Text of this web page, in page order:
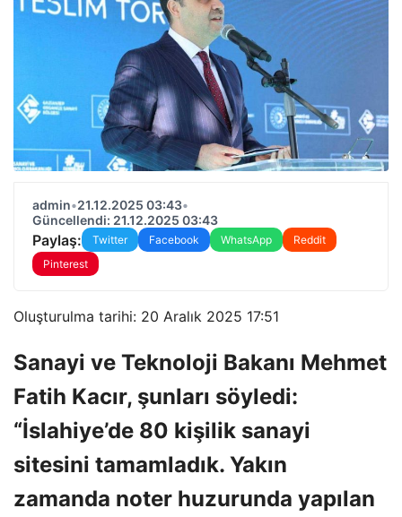
admin•21.12.2025 03:43•
Güncellendi: 21.12.2025 03:43
Paylaş: Twitter Facebook WhatsApp
Reddit
Pinterest
Oluşturulma tarihi: 20 Aralık 2025 17:51
Sanayi ve Teknoloji Bakanı Mehmet
Fatih Kacır, şunları söyledi:
“İslahiye’de 80 kişilik sanayi
sitesini tamamladık. Yakın
zamanda noter huzurunda yapılan